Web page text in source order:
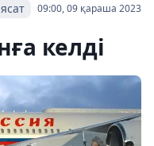
09:00, 09 қараша 2023
келді